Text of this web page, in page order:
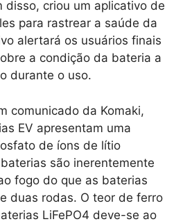
disso, criou um aplicativo de
para rastrear a saúde da
alertará os usuários finais
a condição da bateria a
durante o uso.
comunicado da Komaki,
EV apresentam uma
de íons de lítio
são inerentemente
fogo do que as baterias
duas rodas. O teor de ferro
LiFePO4 deve-se ao